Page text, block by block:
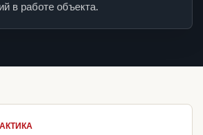
в работе объекта.